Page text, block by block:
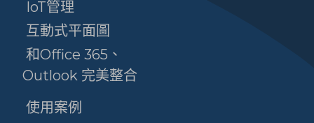
IoT管理
互動式平面圖
和Office 365、
Outlook 完美整合
使用案例